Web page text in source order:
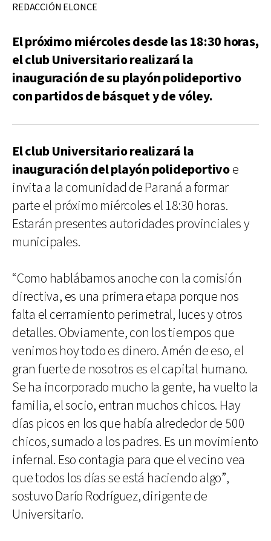
REDACCIÓN ELONCE
El próximo miércoles desde las 18:30 horas,
el club Universitario realizará la
inauguración de su playón polideportivo
con partidos de básquet y de vóley.
El club Universitario realizará la
inauguración del playón polideportivoe
invita a la comunidad de Paraná a formar
parte el próximo miércoles el 18:30 horas.
Estarán presentes autoridades provinciales y
municipales.
“Como hablábamos anoche con la comisión
directiva, es una primera etapa porque nos
falta el cerramiento perimetral, luces y otros
detalles. Obviamente, con los tiempos que
venimos hoy todo es dinero. Amén de eso, el
gran fuerte de nosotros es el capital humano.
Se ha incorporado mucho la gente, ha vuelto la
familia, el socio, entran muchos chicos. Hay
días picos en los que había alrededor de 500
chicos, sumado a los padres. Es un movimiento
infernal. Eso contagia para que el vecino vea
que todos los días se está haciendo algo”,
sostuvo Darío Rodríguez, dirigente de
Universitario.